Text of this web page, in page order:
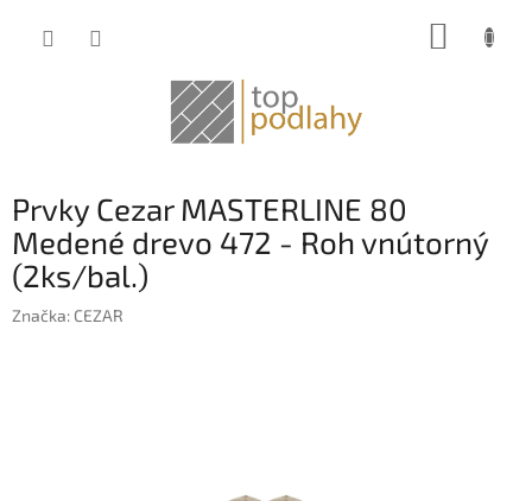
Prvky Cezar MASTERLINE 80
Medené drevo 472 - Roh vnútorný
(2ks/bal.)
Značka: CEZAR